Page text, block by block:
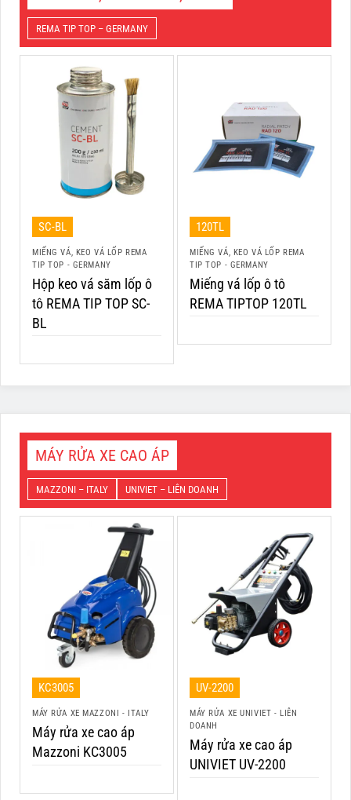
REMA TIP TOP – GERMANY
SC-BL
MIẾNG VÁ, KEO VÁ LỐP REMA
TIP TOP - GERMANY
Hộp keo vá săm lốp ô
tô REMA TIP TOP SC-
BL
120TL
MIẾNG VÁ, KEO VÁ LỐP REMA
TIP TOP - GERMANY
Miếng vá lốp ô tô
REMA TIPTOP 120TL
MÁY RỬA XE CAO ÁP
MAZZONI – ITALY UNIVIET – LIÊN DOANH
KC3005
MÁY RỬA XE MAZZONI - ITALY
Máy rửa xe cao áp
Mazzoni KC3005
UV-2200
MÁY RỬA XE UNIVIET - LIÊN
DOANH
Máy rửa xe cao áp
UNIVIET UV-2200